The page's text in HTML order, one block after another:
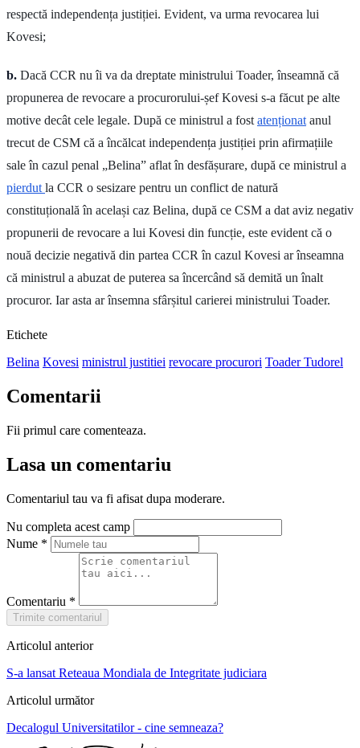
respectă independența justiției. Evident, va urma revocarea lui
Kovesi;
b. Dacă CCR nu îi va da dreptate ministrului Toader, înseamnă că
propunerea de revocare a procurorului-șef Kovesi s-a făcut pe alte
motive decât cele legale. După ce ministrul a fost atenționat anul
trecut de CSM că a încălcat independența justiției prin afirmațiile
sale în cazul penal „Belina” aflat în desfășurare, după ce ministrul a
pierdut la CCR o sesizare pentru un conflict de natură
constituțională în același caz Belina, după ce CSM a dat aviz negativ
propunerii de revocare a lui Kovesi din funcție, este evident că o
nouă decizie negativă din partea CCR în cazul Kovesi ar înseamna
că ministrul a abuzat de puterea sa încercând să demită un înalt
procuror. Iar asta ar însemna sfârșitul carierei ministrului Toader.
Etichete
Belina Kovesi ministrul justitiei revocare procurori Toader Tudorel
Comentarii
Fii primul care comenteaza.
Lasa un comentariu
Comentariul tau va fi afisat dupa moderare.
Nu completa acest camp
Nume *
Comentariu *
Trimite comentariul
Articolul anterior
S-a lansat Reteaua Mondiala de Integritate judiciara
Articolul următor
Decalogul Universitatilor - cine semneaza?